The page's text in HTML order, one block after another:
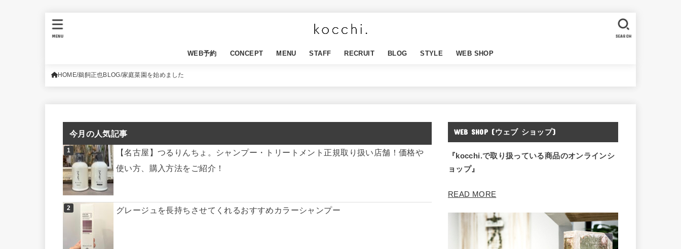
WEB予約 CONCEPT MENU STAFF RECRUIT BLOG STYLE WEB SHOP
SEARCH
MENU
HOME 鵜飼正也BLOG 家庭菜園を始めました
今月の人気記事
【名古屋】つるりんちょ。シャンプー・トリートメント正規取り扱い店舗！価格や
使い方、購入方法をご紹介！
グレージュを長持ちさせてくれるおすすめカラーシャンプー
WEB SHOP (ウェブ ショップ)
『kocchi.で取り扱っている商品のオンラインシ
ョップ』
READ MORE